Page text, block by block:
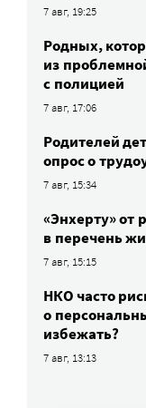
7 авг, 19:25
Родных,
из
с полицией
7 авг, 17:06
Родителей
опрос о
7 авг, 15:34
«Энхерту» от
в перечень
7 авг, 15:15
НКО часто
о
избежать?
7 авг, 13:13